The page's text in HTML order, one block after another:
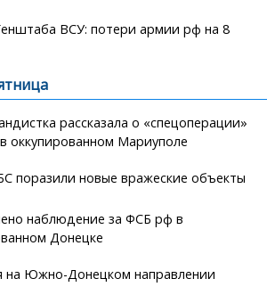
ВСУ: потери армии рф на 8
рассказала о «спецоперации»
оккупированном Мариуполе
поразили новые вражеские объекты
наблюдение за ФСБ рф в
Донецке
на Южно-Донецком направлении